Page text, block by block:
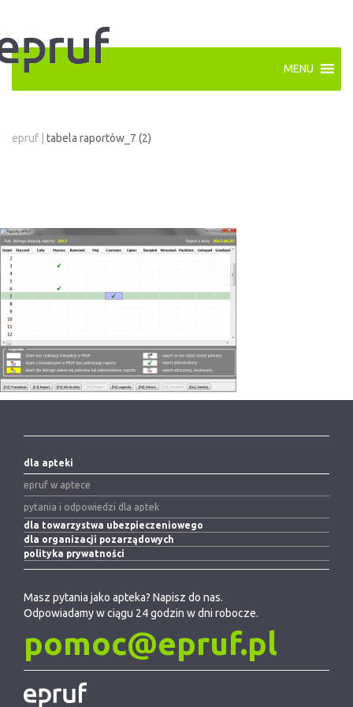
MENU
epruf tabela raportów_7 (2)
dla apteki
epruf w aptece
pytania i odpowiedzi dla aptek
dla towarzystwa ubezpieczeniowego
dla organizacji pozarządowych
polityka prywatności
Masz pytania jako apteka? Napisz do nas.
Odpowiadamy w ciągu 24 godzin w dni robocze.
pomoc@epruf.pl